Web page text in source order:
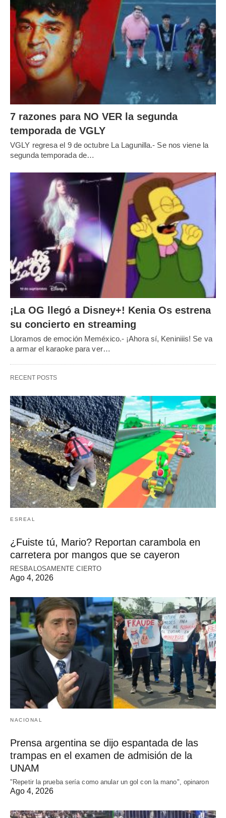
7 razones para NO VER la segunda
temporada de VGLY
VGLY regresa el 9 de octubre La Lagunilla.- Se nos viene la
segunda temporada de…
¡La OG llegó a Disney+! Kenia Os estrena
su concierto en streaming
Lloramos de emoción Meméxico.- ¡Ahora sí, Keniniiis! Se va
a armar el karaoke para ver…
RECENT POSTS
ESREAL
¿Fuiste tú, Mario? Reportan carambola en
carretera por mangos que se cayeron
RESBALOSAMENTE CIERTO
Ago 4, 2026
NACIONAL
Prensa argentina se dijo espantada de las
trampas en el examen de admisión de la
UNAM
"Repetir la prueba sería como anular un gol con la mano", opinaron
Ago 4, 2026